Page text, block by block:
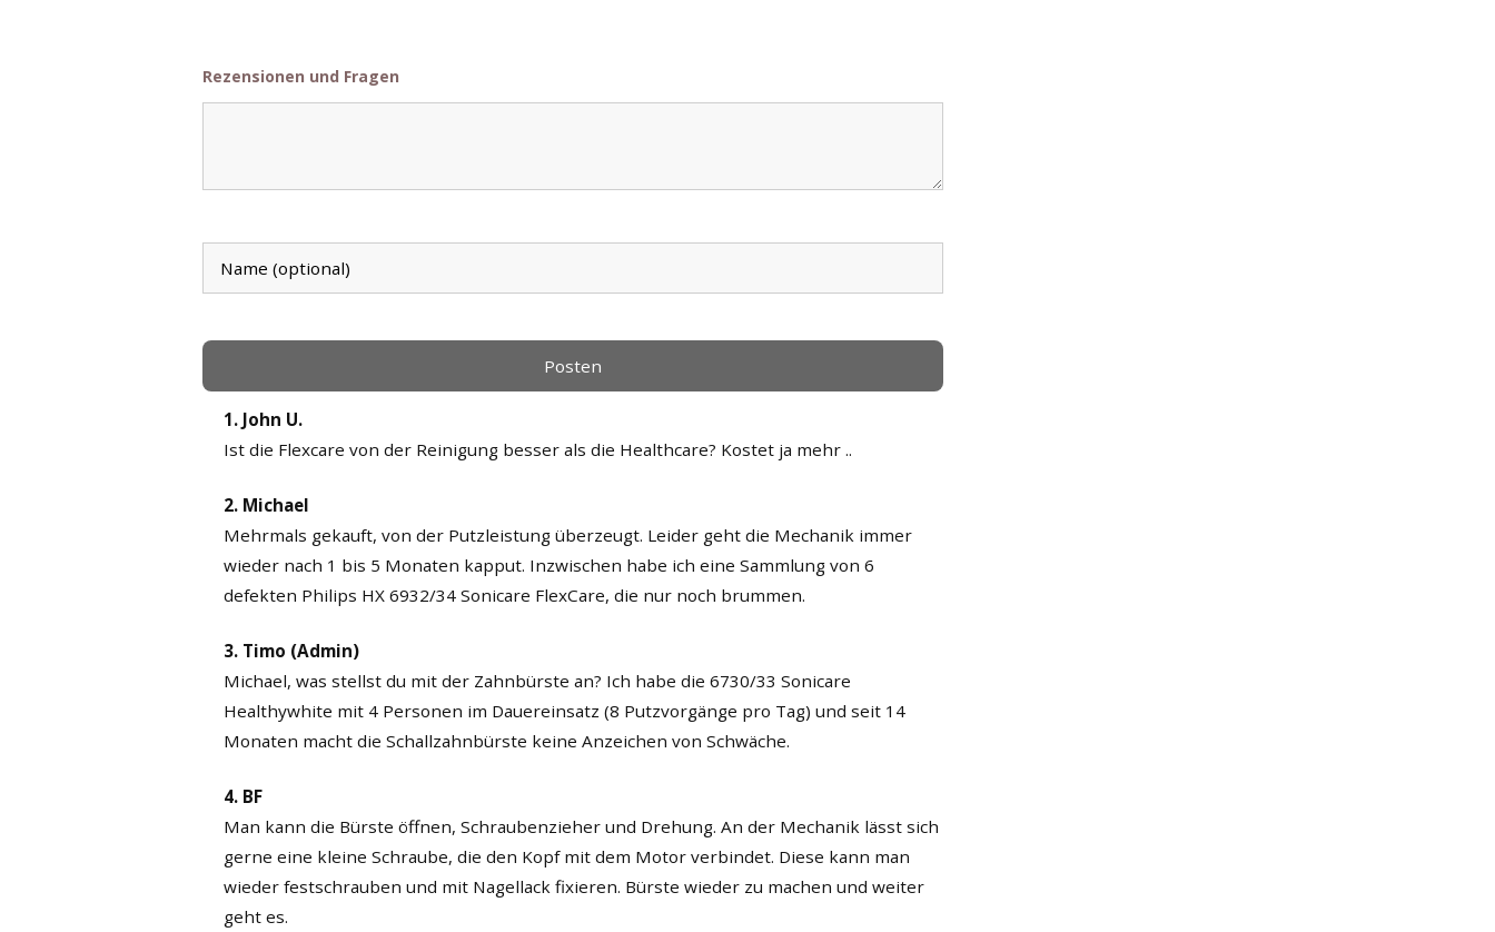
Rezensionen und Fragen
1. John U.
Ist die Flexcare von der Reinigung besser als die Healthcare? Kostet ja mehr ..
2. Michael
Mehrmals gekauft, von der Putzleistung überzeugt. Leider geht die Mechanik immer
wieder nach 1 bis 5 Monaten kapput. Inzwischen habe ich eine Sammlung von 6
defekten Philips HX 6932/34 Sonicare FlexCare, die nur noch brummen.
3. Timo (Admin)
Michael, was stellst du mit der Zahnbürste an? Ich habe die 6730/33 Sonicare
Healthywhite mit 4 Personen im Dauereinsatz (8 Putzvorgänge pro Tag) und seit 14
Monaten macht die Schallzahnbürste keine Anzeichen von Schwäche.
4. BF
Man kann die Bürste öffnen, Schraubenzieher und Drehung. An der Mechanik lässt sich
gerne eine kleine Schraube, die den Kopf mit dem Motor verbindet. Diese kann man
wieder festschrauben und mit Nagellack fixieren. Bürste wieder zu machen und weiter
geht es.